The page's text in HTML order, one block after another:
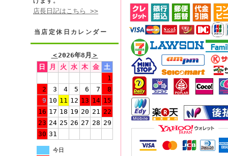
店長日記はこちら >>
当店定休日カレンダー
＜2026年8月 ＞
日
月 火 水 木 金
土
1
2
3 4 5 6 7
8
9 10 11 12 13 14 15
16 17 18 19 20 21 22
23 24 25 26 27 28 29
30 31
今日